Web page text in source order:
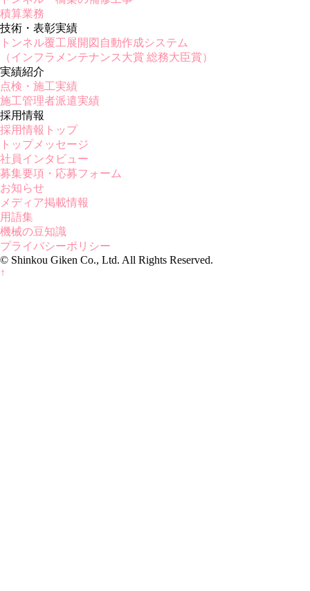
積算業務
技術・表彰実績
トンネル覆工展開図自動作成システム
（インフラメンテナンス大賞 総務大臣賞）
実績紹介
点検・施工実績
施工管理者派遣実績
採用情報
採用情報トップ
トップメッセージ
社員インタビュー
募集要項・応募フォーム
お知らせ
メディア掲載情報
用語集
機械の豆知識
プライバシーポリシー
© Shinkou Giken Co., Ltd. All Rights Reserved.
↑